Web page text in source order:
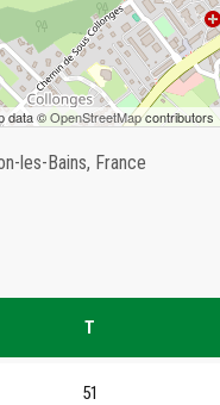
data ©OpenStreetMapcontributors
les-Bains, France
T
51